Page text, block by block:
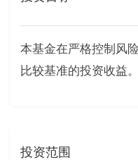
本基金在严格控制风
比较基准的投资收益。
投资范围